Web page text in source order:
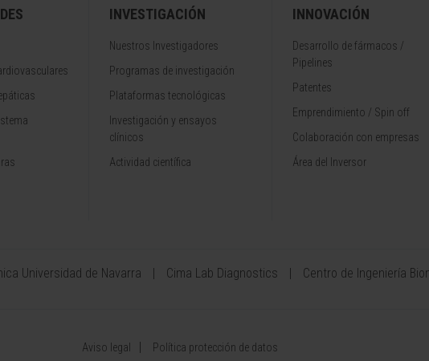
INVESTIGACIÓN
Nuestros Investigadores
Programas de investigación
Plataformas tecnológicas
Investigación y ensayos
clínicos
Actividad científica
INNOVACIÓN
Desarrollo de fármacos /
Pipelines
Patentes
Emprendimiento / Spin off
Colaboración con empresas
Área del Inversor
Universidad de Navarra Cima Lab Diagnostics Centro de Ingeniería
Aviso legal Política protección de datos